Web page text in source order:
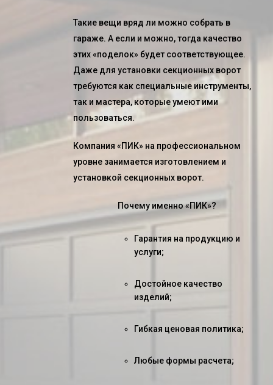
Такие вещи вряд ли можно собрать в
гараже. А если и можно, тогда качество
этих «поделок» будет соответствующее.
Даже для установки секционных ворот
требуются как специальные инструменты,
так и мастера, которые умеют ими
пользоваться.
Компания «ПИК» на профессиональном
уровне занимается изготовлением и
установкой секционных ворот.
Почему именно «ПИК»?
Гарантия на продукцию и
услуги;
Достойное качество
изделий;
Гибкая ценовая политика;
Любые формы расчета;